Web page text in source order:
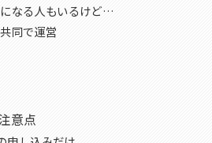
なる人もいるけど…
同で運営
意点